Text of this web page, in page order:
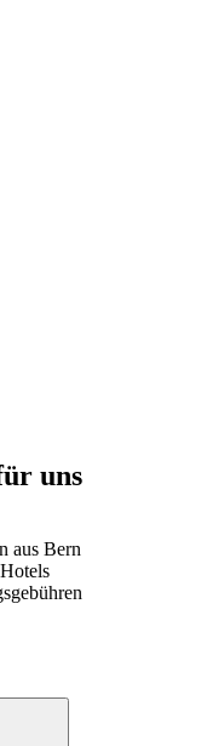
uns
aus Bern